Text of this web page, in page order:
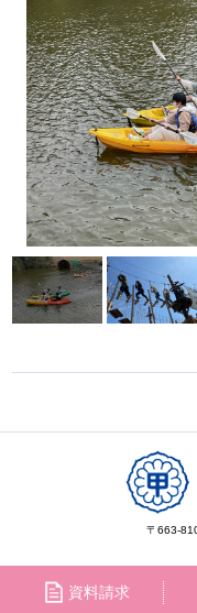
資料請求
〒663-